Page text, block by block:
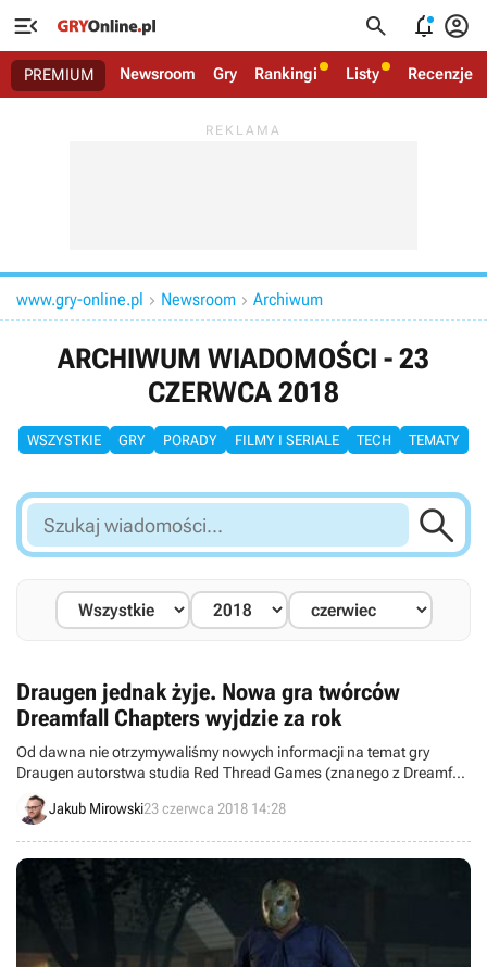
   
PREMIUM Newsroom Gry Rankingi Listy Recenzje
www.gry-online.pl  Newsroom  Archiwum
ARCHIWUM WIADOMOŚCI - 23
CZERWCA 2018
WSZYSTKIE GRY PORADY FILMY I SERIALE TECH TEMATY
Szukaj
wiadomości...

Draugen jednak żyje. Nowa gra twórców
Dreamfall Chapters wyjdzie za rok
Od dawna nie otrzymywaliśmy nowych informacji na temat gry
Draugen autorstwa studia Red Thread Games (znanego z Dreamfall
Chapters). Wszystko wskazuje jednak na to, że projekt nie został
porzucony, a szczegóły na jego temat usłyszymy najpewniej na
Jakub Mirowski23 czerwca 2018 14:28